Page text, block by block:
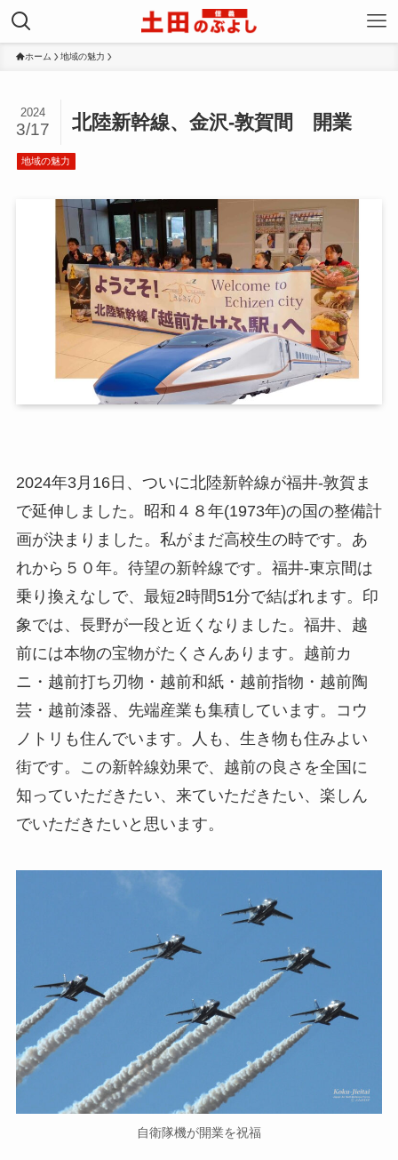
ホーム 地域の魅力
北陸新幹線、金沢-敦賀間 開業
2024
3/17
地域の魅力
2024年3月16日、ついに北陸新幹線が福井-敦賀ま
で延伸しました。昭和４８年(1973年)の国の整備計
画が決まりました。私がまだ高校生の時です。あ
れから５０年。待望の新幹線です。福井-東京間は
乗り換えなしで、最短2時間51分で結ばれます。印
象では、長野が一段と近くなりました。福井、越
前には本物の宝物がたくさんあります。越前カ
ニ・越前打ち刃物・越前和紙・越前指物・越前陶
芸・越前漆器、先端産業も集積しています。コウ
ノトリも住んでいます。人も、生き物も住みよい
街です。この新幹線効果で、越前の良さを全国に
知っていただきたい、来ていただきたい、楽しん
でいただきたいと思います。
自衛隊機が開業を祝福